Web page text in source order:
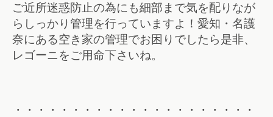
ご近所迷惑防止の為にも細部まで気を配りなが
らしっかり管理を行っていますよ！愛知・名護
奈にある空き家の管理でお困りでしたら是非、
レゴーニをご用命下さいね。
・・・・・・・・・・・・・・・・・・・・・